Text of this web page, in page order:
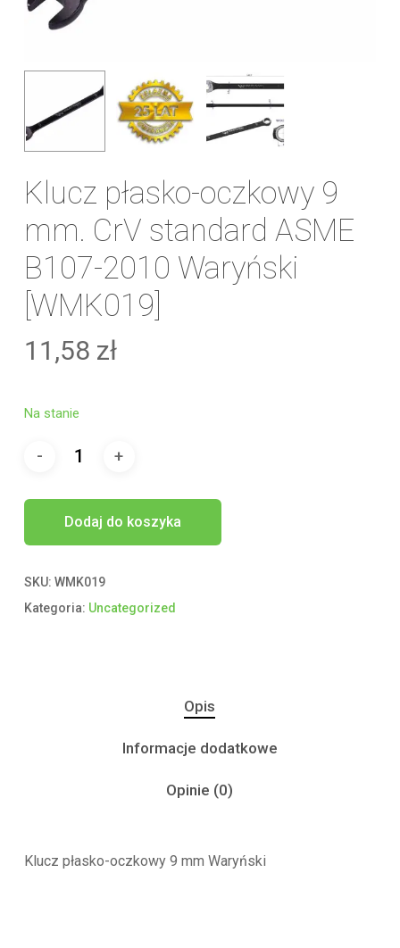
Klucz płasko-oczkowy 9
mm. CrV standard ASME
B107-2010 Waryński
[WMK019]
11,58 zł
Na stanie
Dodaj do koszyka
SKU: WMK019
Kategoria: Uncategorized
Opis
Informacje dodatkowe
Opinie (0)
Klucz płasko-oczkowy 9 mm Waryński